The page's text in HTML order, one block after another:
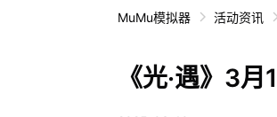
MuMu模拟器 活动资讯
《光·遇》3